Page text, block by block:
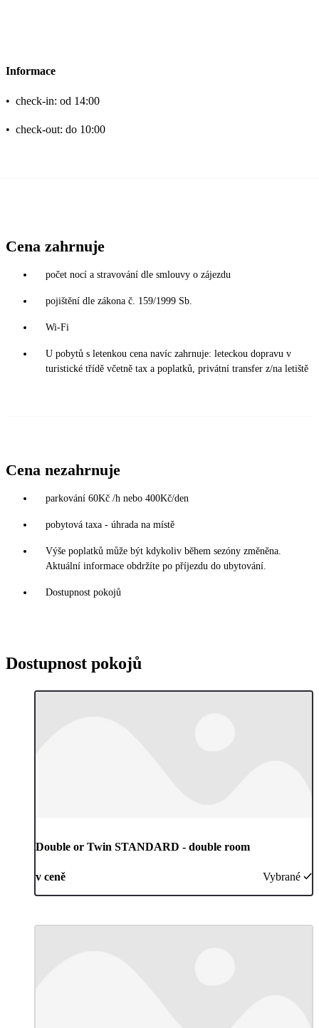
Informace
• check-in: od 14:00
• check-out: do 10:00
Cena zahrnuje
počet nocí a stravování dle smlouvy o zájezdu
pojištění dle zákona č. 159/1999 Sb.
Wi-Fi
U pobytů s letenkou cena navíc zahrnuje: leteckou dopravu v
turistické třídě včetně tax a poplatků, privátní transfer z/na letiště
Cena nezahrnuje
parkování 60Kč /h nebo 400Kč/den
pobytová taxa - úhrada na místě
Výše poplatků může být kdykoliv během sezóny změněna.
Aktuální informace obdržíte po příjezdu do ubytování.
Dostupnost pokojů
Dostupnost pokojů
Double or Twin STANDARD - double room
v ceně Vybrané